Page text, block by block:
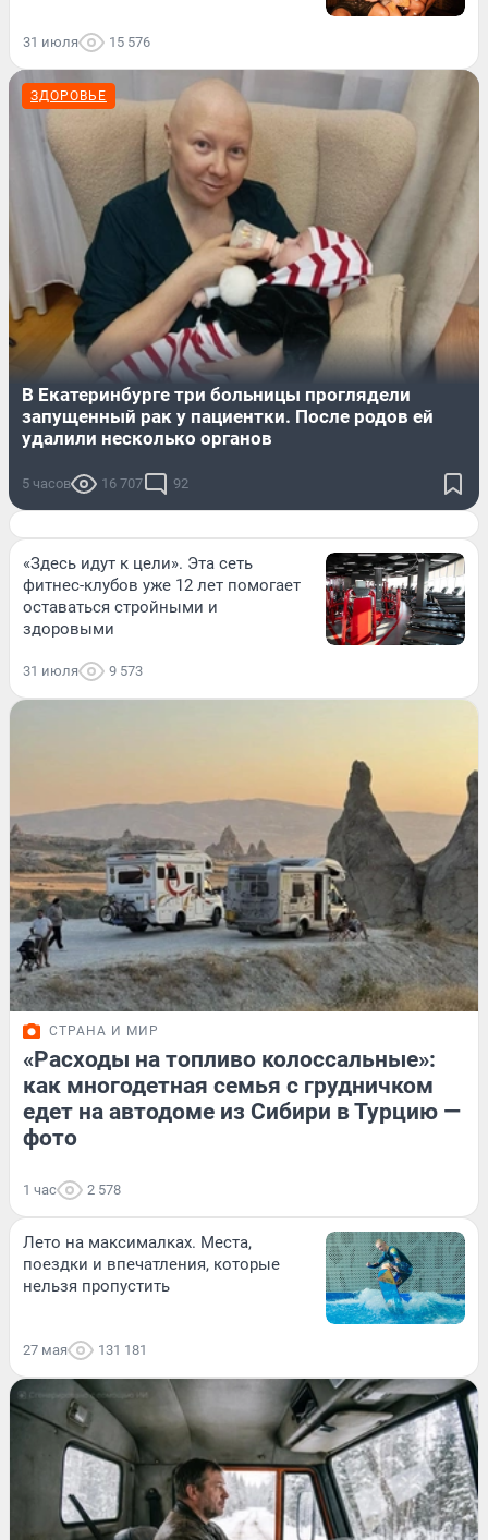
31 июля 15 576
ЗДОРОВЬЕ
В Екатеринбурге три больницы проглядели
запущенный рак у пациентки. После родов ей
удалили несколько органов
5 часов 16 707 92
«Здесь идут к цели». Эта сеть
фитнес-клубов уже 12 лет помогает
оставаться стройными и
здоровыми
31 июля 9 573
СТРАНА И МИР
«Расходы на топливо колоссальные»:
как многодетная семья с грудничком
едет на автодоме из Сибири в Турцию —
фото
1 час 2 578
Лето на максималках. Места,
поездки и впечатления, которые
нельзя пропустить
27 мая 131 181